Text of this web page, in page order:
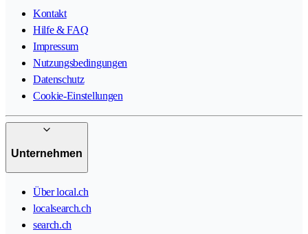
Kontakt
Hilfe & FAQ
Impressum
Nutzungsbedingungen
Datenschutz
Cookie-Einstellungen
Unternehmen
Über local.ch
localsearch.ch
search.ch